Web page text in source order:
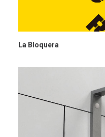
La Bloquera